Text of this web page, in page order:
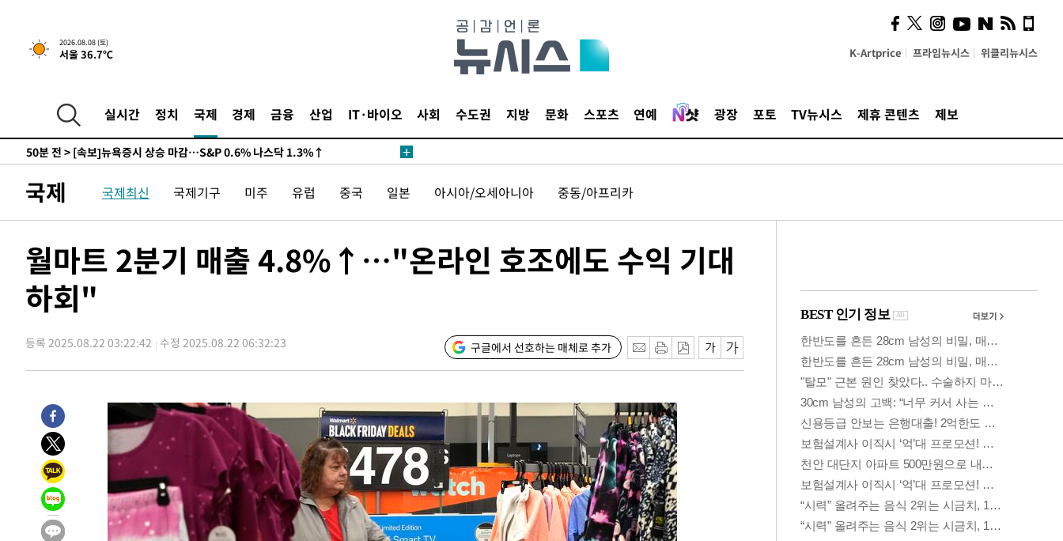
2026.08.08 (토)
서울 36.7℃ K-Artprice 프라임뉴시스 위클리뉴시스
실시간 정치 국제 경제 금융 산업 IT·바이오 사회 수도권 지방 문화 스포츠 연예 광장 포토 TV뉴시스 제휴 콘텐츠 제보
-19685초 전 >극한폭염 한풀 꺾이지만…'낮 최고 35도' 무더위, 열대야 계속[다음
-15220초 전 >
-3841초 전 >
'최고 37도' 폭염 지속…강원동해안 최대 150㎜ 비
50분 전 >
[속보]뉴욕증시 상승 마감…S&P 0.6% 나스닥 1.3%↑
-28858초 전 >백운산서 80년근 천종산삼 9뿌리 발견…감정가 1.3억원
-26568초 전 >
선재도서 해루질 나섰다 실종 60대, 닷새 만에 숨진 채 발견
-19705초 전 >극한폭염 한풀 꺾이지만…'낮 최고 35도' 무더위, 열대야 계속[다음
주 날씨]
-16723초 전 >
축구협회 "압수수색·성접대 논란 사과…쇄신의 기회로 삼겠다"
-15240초 전 >[속보]'압수수색·성접대 논란' 축구협회 "실망과 걱정 안겨드려 죄
50분 전 >[속보]뉴욕증시 상승 마감…S&P 0.6% 나스닥 1.3%↑
국제 국제최신 국제기구 미주 유럽 중국 일본 아시아/오세아니아 중동/아프리카
월마트 2분기 매출 4.8%↑…"온라인 호조에도 수익 기대
하회"
등록 2025.08.22 03:22:42 수정 2025.08.22 06:32:23 구글에서 선호하는 매체로 추가
사이 해답 찾았죠"…알을
깨고 나온 '초자아'